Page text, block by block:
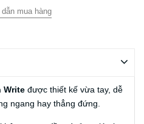
mua hàng
Write được thiết kế vừa tay, dễ
ngang hay thẳng đứng.